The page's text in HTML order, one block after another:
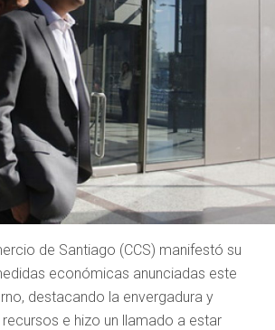
de Santiago (CCS) manifestó su
económicas anunciadas este
destacando la envergadura y
e hizo un llamado a estar